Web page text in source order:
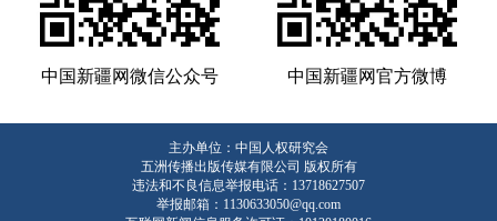
中国新疆网微信公众号 中国新疆网官方微博
主办单位：中国人权研究会
五洲传播出版传媒有限公司 版权所有
违法和不良信息举报电话：13718627507
举报邮箱：1130633050@qq.com